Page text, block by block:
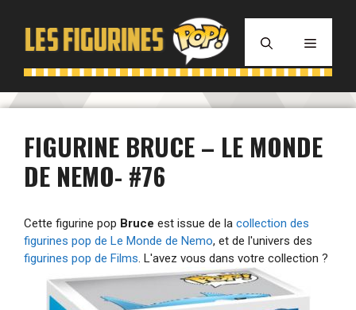
contenu
MENU
FIGURINE BRUCE – LE MONDE
DE NEMO- #76
Cette figurine pop Bruce est issue de la collection des
figurines pop de Le Monde de Nemo, et de l'univers des
figurines pop de Films. L'avez vous dans votre collection ?